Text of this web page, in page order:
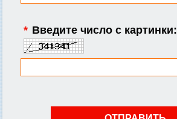
* Введите число с картинки: